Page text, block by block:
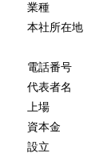
業種
本社所在地
電話番号
代表者名
上場
資本金
設立